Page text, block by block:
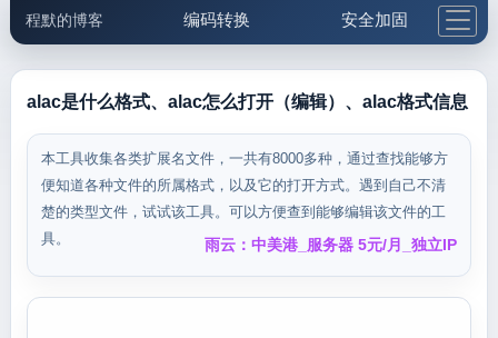
程默的博客 编码转换 安全加固
邮件工具 生活便民 更多工具
5.1支付宝大红包
alac是什么格式、alac怎么打开（编辑）、alac格式信息
本工具收集各类扩展名文件，一共有8000多种，通过查找能够方
便知道各种文件的所属格式，以及它的打开方式。遇到自己不清
楚的类型文件，试试该工具。可以方便查到能够编辑该文件的工
具。
雨云：中美港_服务器 5元/月_独立IP